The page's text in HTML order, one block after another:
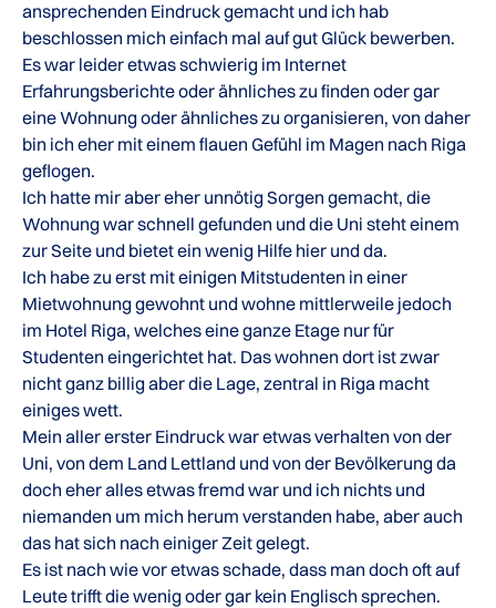
ansprechenden Eindruck gemacht und ich hab
beschlossen mich einfach mal auf gut Glück bewerben.
Es war leider etwas schwierig im Internet
Erfahrungsberichte oder ähnliches zu finden oder gar
eine Wohnung oder ähnliches zu organisieren, von daher
bin ich eher mit einem flauen Gefühl im Magen nach Riga
geflogen.
Ich hatte mir aber eher unnötig Sorgen gemacht, die
Wohnung war schnell gefunden und die Uni steht einem
zur Seite und bietet ein wenig Hilfe hier und da.
Ich habe zu erst mit einigen Mitstudenten in einer
Mietwohnung gewohnt und wohne mittlerweile jedoch
im Hotel Riga, welches eine ganze Etage nur für
Studenten eingerichtet hat. Das wohnen dort ist zwar
nicht ganz billig aber die Lage, zentral in Riga macht
einiges wett.
Mein aller erster Eindruck war etwas verhalten von der
Uni, von dem Land Lettland und von der Bevölkerung da
doch eher alles etwas fremd war und ich nichts und
niemanden um mich herum verstanden habe, aber auch
das hat sich nach einiger Zeit gelegt.
Es ist nach wie vor etwas schade, dass man doch oft auf
Leute trifft die wenig oder gar kein Englisch sprechen.